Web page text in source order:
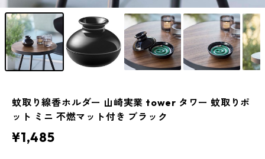
蚊取り線香ホルダー 山崎実業 tower タワー 蚊取りポ
ット ミニ 不燃マット付き ブラック
¥1,485